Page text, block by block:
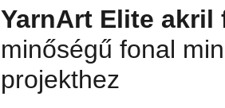
YarnArt Elite akril
minőségű fonal
projekthez